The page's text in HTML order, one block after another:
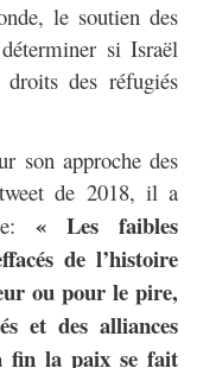
le soutien des
si Israël
des réfugiés
son approche des
de 2018, il a
« Les faibles
de l’histoire
ou pour le pire,
et des alliances
fin la paix se fait